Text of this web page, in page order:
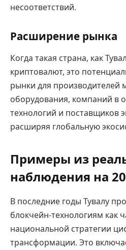
несоответствий.
Расширение рынка
Когда такая страна, как
криптовалют, это
рынки для производителей
оборудования, компаний в
технологий и поставщиков
расширяя глобальную
Примеры из
наблюдения на
В последние годы Тувалу
блокчейн-технологиям как
национальной стратегии
трансформации. Это